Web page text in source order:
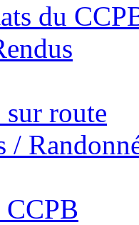
du
sur route
/